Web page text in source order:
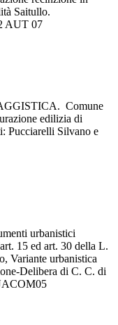
Saitullo.
AUT 07
Comune
edilizia di
Pucciarelli Silvano e
urbanistici
15 ed art. 30 della L.
Variante urbanistica
Delibera di C. C. di